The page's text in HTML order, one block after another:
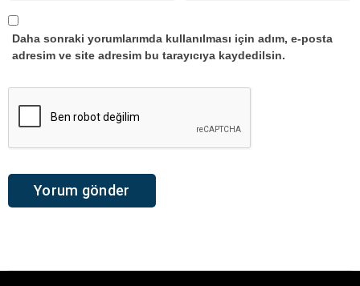
Daha sonraki yorumlarımda kullanılması için adım, e-posta
adresim ve site adresim bu tarayıcıya kaydedilsin.